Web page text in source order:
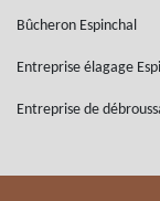
Bûcheron Espinchal
Entreprise élagage
Entreprise de